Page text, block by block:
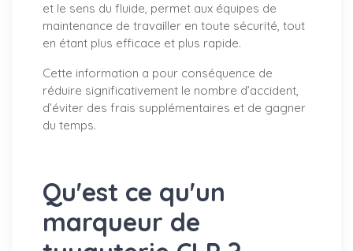
et le sens du fluide, permet aux équipes de
maintenance de travailler en toute sécurité, tout
en étant plus efficace et plus rapide.
Cette information a pour conséquence de
réduire significativement le nombre d’accident,
d’éviter des frais supplémentaires et de gagner
du temps.
Qu'est ce qu'un
marqueur de